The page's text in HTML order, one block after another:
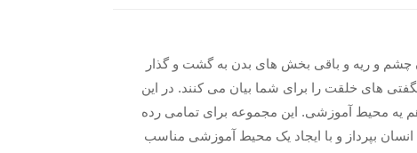
چشم و ریه و باقی بخش های بدن به گشت و گذار
های خلقت را برای شما بیان می کنند. در این
یه محیط آموزشی. این مجموعه برای تمامی رده
به آناتومی و اندام بدن انسان بپرداز و با ایجاد یک محیط آموزشی مناسب